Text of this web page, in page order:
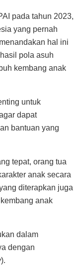
pada tahun 2023,
yang pernah
menandakan hal ini
pola asuh
kembang anak
untuk
dapat
bantuan yang
tepat, orang tua
anak secara
diterapkan juga
anak
dalam
dengan
).